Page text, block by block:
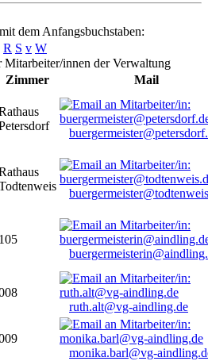
dem Anfangsbuchstaben:
R S v W
Mitarbeiter/innen der Verwaltung
Zimmer Mail
105
ruth.alt@vg-aindling.de
monika.barl@vg-